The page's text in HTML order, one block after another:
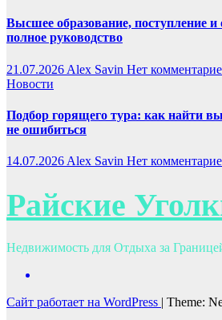
Высшее образование, поступление и
полное руководство
21.07.2026 Alex Savin Нет
Новости
Подбор горящего тура: как найти
не ошибиться
14.07.2026 Alex Savin Нет
Райские
Недвижимость для Отдыха за
Сайт работает на WordPress | Theme: